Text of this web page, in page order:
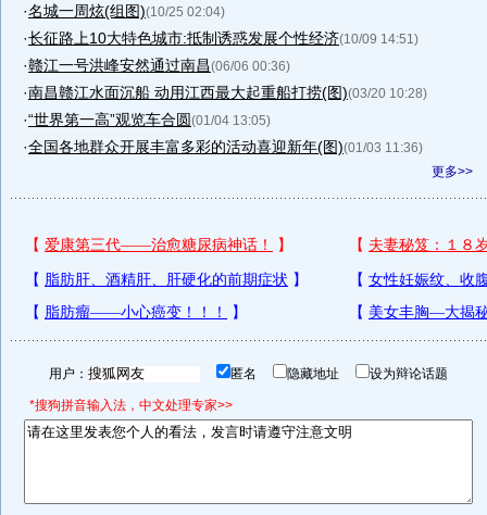
·名城一周炫(组图)(10/25 02:04)
·长征路上10大特色城市:抵制诱惑发展个性经济(10/09 14:51)
·赣江一号洪峰安然通过南昌(06/06 00:36)
·南昌赣江水面沉船 动用江西最大起重船打捞(图)(03/20 10:28)
·“世界第一高”观览车合圆(01/04 13:05)
·全国各地群众开展丰富多彩的活动喜迎新年(图)(01/03 11:36)
更多>>
用户： 匿名 隐藏地址 设为辩论话题
*搜狗拼音输入法，中文处理专家>>